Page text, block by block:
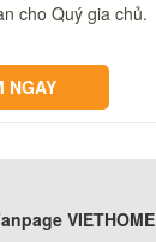
cho Quý gia chủ.
NGAY
VIETHOME